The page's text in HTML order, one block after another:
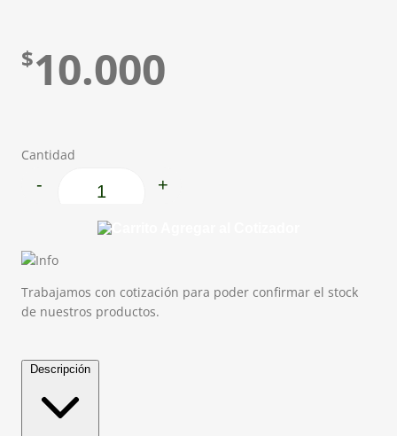
$10.000
Cantidad
Gift Card cantidad
- +
Trabajamos con cotización para poder confirmar el stock
de nuestros productos.
Descripción